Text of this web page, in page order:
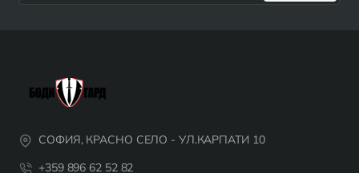
СОФИЯ, КРАСНО СЕЛО - УЛ.КАРПАТИ 10
+359 896 62 52 82